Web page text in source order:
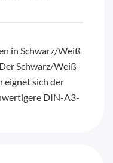
in Schwarz/Weiß
Schwarz/Weiß-
eignet sich der
DIN-A3-